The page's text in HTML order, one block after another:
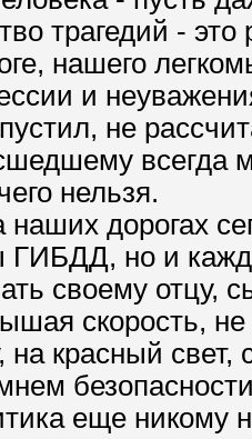
трагедий - это
нашего
и
не
всегда
нельзя.
дорогах
ГИБДД, но и
своему
скорость,
на красный
еще никому